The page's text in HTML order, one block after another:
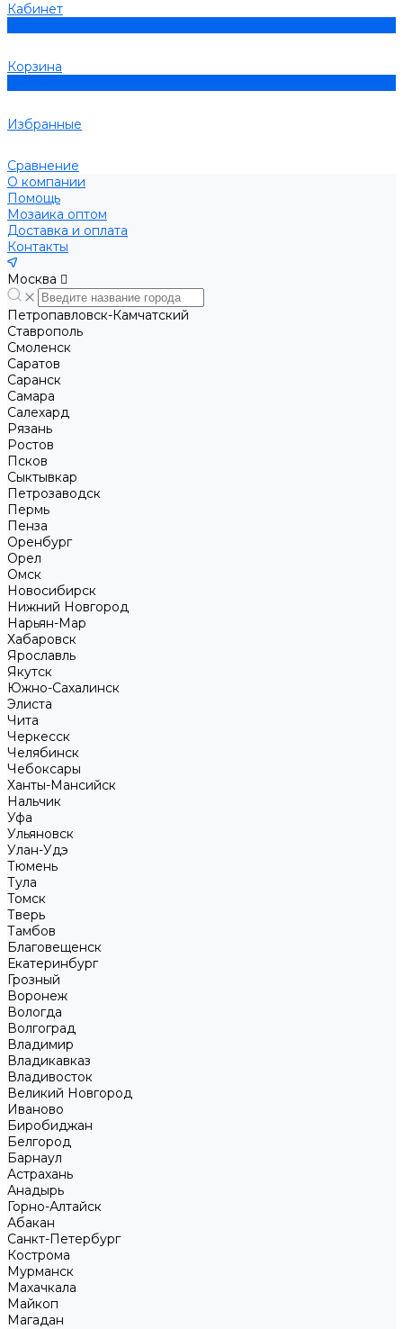
Кабинет
Корзина
Избранные
Сравнение
О компании
Помощь
Мозаика оптом
Доставка и оплата
Контакты
Москва
Петропавловск-Камчатский
Ставрополь
Смоленск
Саратов
Саранск
Самара
Салехард
Рязань
Ростов
Псков
Сыктывкар
Петрозаводск
Пермь
Пенза
Оренбург
Орел
Омск
Новосибирск
Нижний Новгород
Нарьян-Мар
Хабаровск
Ярославль
Якутск
Южно-Сахалинск
Элиста
Чита
Черкесск
Челябинск
Чебоксары
Ханты-Мансийск
Нальчик
Уфа
Ульяновск
Улан-Удэ
Тюмень
Тула
Томск
Тверь
Тамбов
Благовещенск
Екатеринбург
Грозный
Воронеж
Вологда
Волгоград
Владимир
Владикавказ
Владивосток
Великий Новгород
Иваново
Биробиджан
Белгород
Барнаул
Астрахань
Анадырь
Горно-Алтайск
Абакан
Санкт-Петербург
Кострома
Мурманск
Махачкала
Майкоп
Магадан